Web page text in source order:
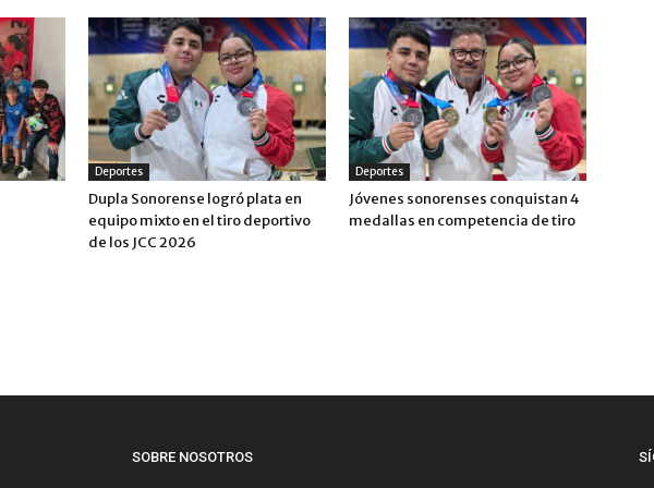
Deportes
Dupla Sonorense logró plata en
equipo mixto en el tiro deportivo
de los JCC 2026
Deportes
Jóvenes sonorenses conquistan 4
medallas en competencia de tiro
SOBRE NOSOTROS